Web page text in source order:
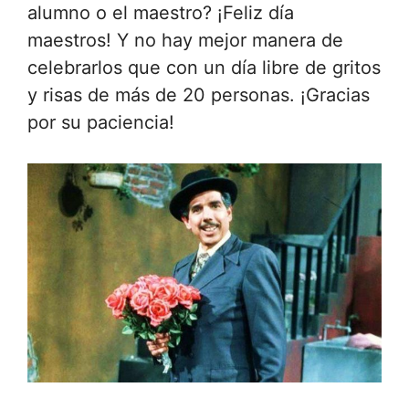
alumno o el maestro? ¡Feliz día
maestros! Y no hay mejor manera de
celebrarlos que con un día libre de gritos
y risas de más de 20 personas. ¡Gracias
por su paciencia!